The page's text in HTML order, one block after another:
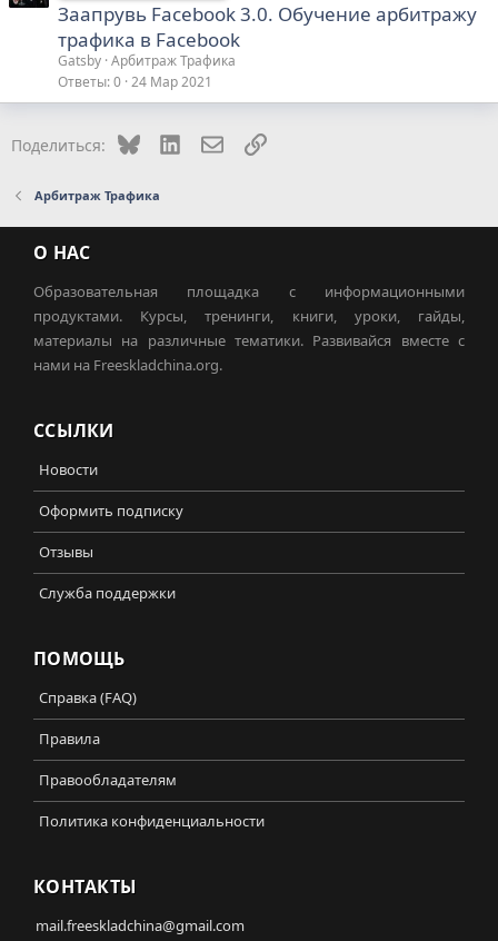
Заапрувь Facebook 3.0. Обучение арбитражу
трафика в Facebook
Gatsby Арбитраж Трафика
Ответы 0 24 Мар 2021
Поделиться: Bluesky LinkedInЭлектронная почта
Ссылка
Арбитраж Трафика
О НАС
Образовательная площадка с информационными
продуктами. Курсы, тренинги, книги, уроки, гайды,
материалы на различные тематики. Развивайся вместе с
нами на Freeskladchina.org.
ССЫЛКИ
Новости
Оформить подписку
Отзывы
Служба поддержки
ПОМОЩЬ
Справка (FAQ)
Правила
Правообладателям
Политика конфиденциальности
КОНТАКТЫ
mail.freeskladchina@gmail.com